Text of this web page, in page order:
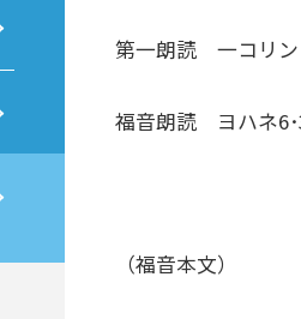
第一朗読 一コリン
福音朗読 ヨハネ6･
（福音本文）